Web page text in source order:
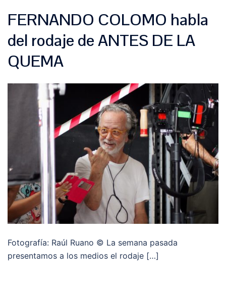
FERNANDO COLOMO habla
del rodaje de ANTES DE LA
QUEMA
Fotografía: Raúl Ruano © La semana pasada
presentamos a los medios el rodaje […]